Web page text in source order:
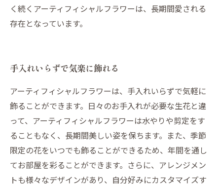
く続くアーティフィシャルフラワーは、長期間愛される
存在となっています。
手入れいらずで気楽に飾れる
アーティフィシャルフラワーは、手入れいらずで気軽に
飾ることができます。日々のお手入れが必要な生花と違
って、アーティフィシャルフラワーは水やりや剪定をす
ることもなく、長期間美しい姿を保ちます。また、季節
限定の花をいつでも飾ることができるため、年間を通し
てお部屋を彩ることができます。さらに、アレンジメン
トも様々なデザインがあり、自分好みにカスタマイズす